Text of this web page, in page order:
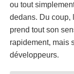
ou tout
dedans. Du coup,
prend tout son
rapidement, mais
développeurs.